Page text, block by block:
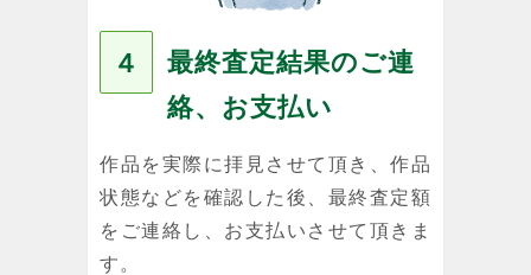
４
最終査定結果のご連
絡、お支払い
作品を実際に拝見させて頂き、作品
状態などを確認した後、最終査定額
をご連絡し、お支払いさせて頂きま
す。